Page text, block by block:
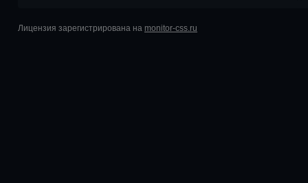
Лицензия зарегистрирована на monitor-css.ru